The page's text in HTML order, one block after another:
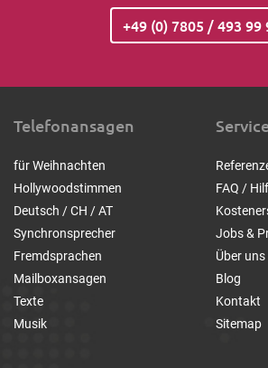
+49 (0) 7805 / 493 99
Telefonansagen
für Weihnachten
Hollywoodstimmen
Deutsch / CH / AT
Synchronsprecher
Fremdsprachen
Mailboxansagen
Texte
Musik
FAQ /
Jobs &
Über uns
Blog
Kontakt
Sitemap